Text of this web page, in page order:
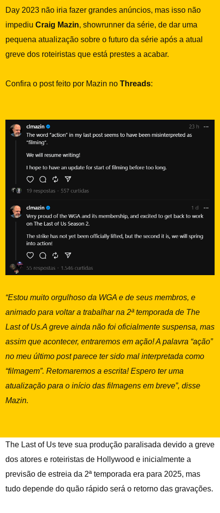
Day 2023 não iria fazer grandes anúncios, mas isso não
impediuCraig Mazin, showrunner da série, de dar uma
pequena atualização sobre o futuro da série após a atual
greve dos roteiristas que está prestes a acabar.
Confira o post feito por Mazin noThreads:
“Estou muito orgulhoso da WGA e de seus membros, e
animado para voltar a trabalhar na 2ª temporada de The
Last of Us.A greve ainda não foi oficialmente suspensa, mas
assim que acontecer, entraremos em ação! A palavra “ação”
no meu último post parece ter sido mal interpretada como
“filmagem”. Retomaremos a escrita! Espero ter uma
atualização para o início das filmagens em breve”, disse
Mazin.
The Last of Us teve sua produção paralisada devido a greve
dos atores e roteiristas de Hollywood e inicialmente a
previsão de estreia da 2ª temporada era para 2025, mas
tudo depende do quão rápido será o retorno das gravações.